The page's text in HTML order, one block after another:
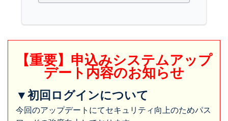
【重要】申込みシステムアップ
デート内容のお知らせ
▼初回ログインについて
今回のアップデートにてセキュリティ向上のためパス